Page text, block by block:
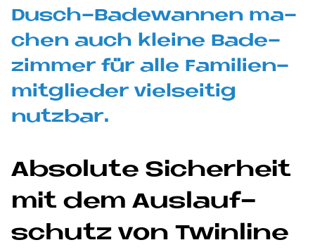
Dusch-Ba­de­wan­nen ma­
chen auch klei­ne Ba­de­
zim­mer für alle Fa­mi­li­en­
mit­glie­der viel­sei­tig
nutz­bar.
Ab­so­lu­te Si­cher­heit
mit dem Aus­lauf­
schu­tz von Twin­li­ne